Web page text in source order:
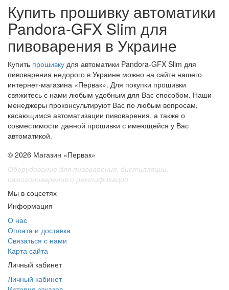
Купить прошивку автоматики
Pandora-GFX Slim для
пивоварения в Украине
Купить прошивку для автоматики Pandora-GFX Slim для
пивоварения недорого в Украине можно на сайте нашего
интернет-магазина «Первак». Для покупки прошивки
свяжитесь с нами любым удобным для Вас способом. Наши
менеджеры проконсультируют Вас по любым вопросам,
касающимся автоматизации пивоварения, а также о
совместимости данной прошивки с имеющейся у Вас
автоматикой.
© 2026 Магазин «Первак»
Оборудование для пивоварения, дистилляции,
самогоноварения и ректификации.
Мы в соцсетях
Информация
О нас
Оплата и доставка
Связаться с нами
Карта сайта
Личный кабинет
Личный кабинет